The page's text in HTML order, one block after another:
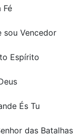
Fé
sou Vencedor
Espírito
És Tu
das Batalhas